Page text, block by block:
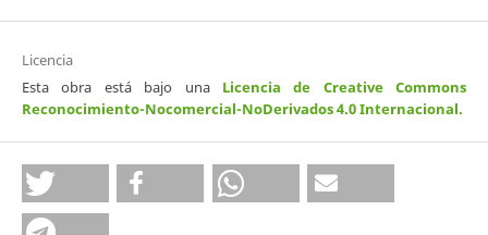
Licencia
Esta obra está bajo una Licencia de Creative Commons
Reconocimiento-Nocomercial-NoDerivados 4.0 Internacional.